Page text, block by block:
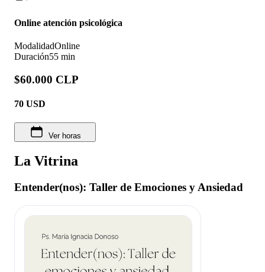
Online atención psicológica
ModalidadOnline
Duración55 min
$60.000 CLP
70 USD
Ver horas
La Vitrina
Entender(nos): Taller de Emociones y Ansiedad